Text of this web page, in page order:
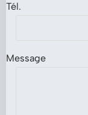
Tél.
Message